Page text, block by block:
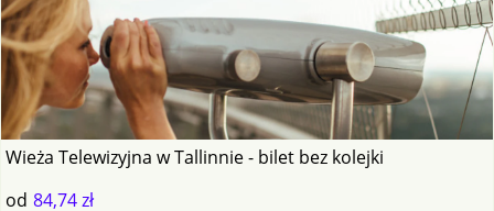
Wieża Telewizyjna w Tallinnie - bilet bez kolejki
od 84,74 zł